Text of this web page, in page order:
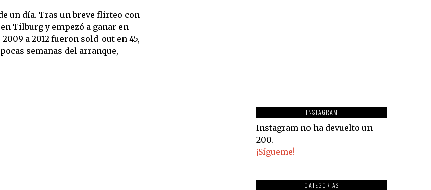
un día. Tras un breve flirteo con
Tilburg y empezó a ganar en
a 2012 fueron sold-out en 45,
semanas del arranque,
INSTAGRAM
Instagram no ha devuelto un
200.
¡Sígueme!
CATEGORIAS